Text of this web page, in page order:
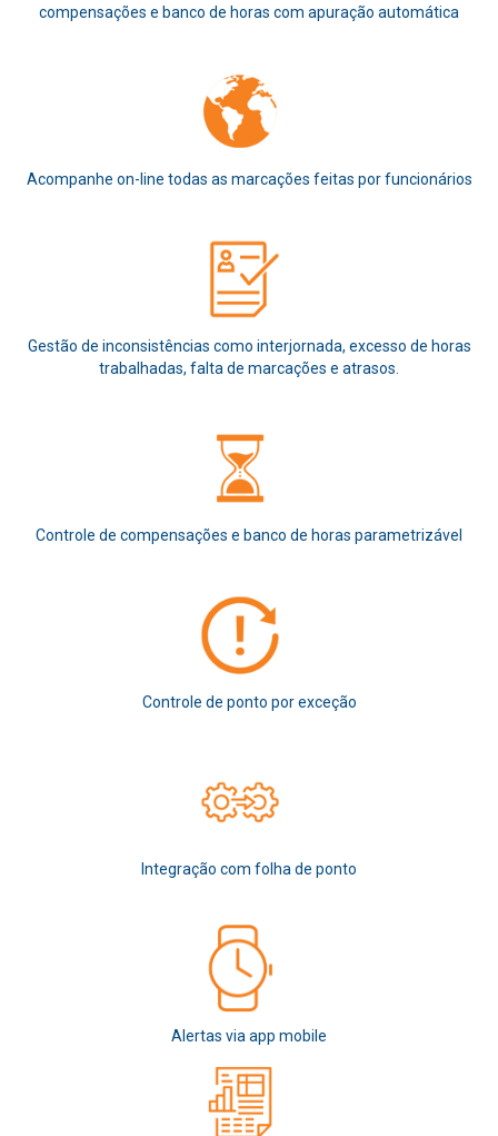
compensações e banco de horas com apuração automática
Acompanhe on-line todas as marcações feitas por funcionários
Gestão de inconsistências como interjornada, excesso de horas
trabalhadas, falta de marcações e atrasos.
Controle de compensações e banco de horas parametrizável
Controle de ponto por exceção
Integração com folha de ponto
Alertas via app mobile